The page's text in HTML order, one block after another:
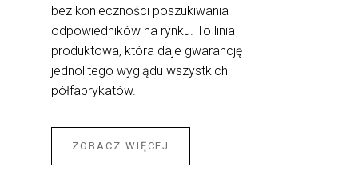
bez konieczności poszukiwania
odpowiedników na rynku. To linia
produktowa, która daje gwarancję
jednolitego wyglądu wszystkich
półfabrykatów.
ZOBACZ WIĘCEJ